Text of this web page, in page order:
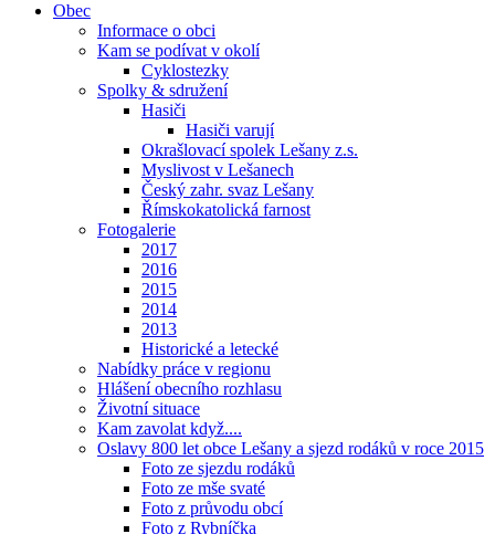
Obec
Informace o obci
Kam se podívat v okolí
Cyklostezky
Spolky & sdružení
Hasiči
Hasiči varují
Okrašlovací spolek Lešany z.s.
Myslivost v Lešanech
Český zahr. svaz Lešany
Římskokatolická farnost
Fotogalerie
2017
2016
2015
2014
2013
Historické a letecké
Nabídky práce v regionu
Hlášení obecního rozhlasu
Životní situace
Kam zavolat když....
Oslavy 800 let obce Lešany a sjezd rodáků v roce 2015
Foto ze sjezdu rodáků
Foto ze mše svaté
Foto z průvodu obcí
Foto z Rybníčka